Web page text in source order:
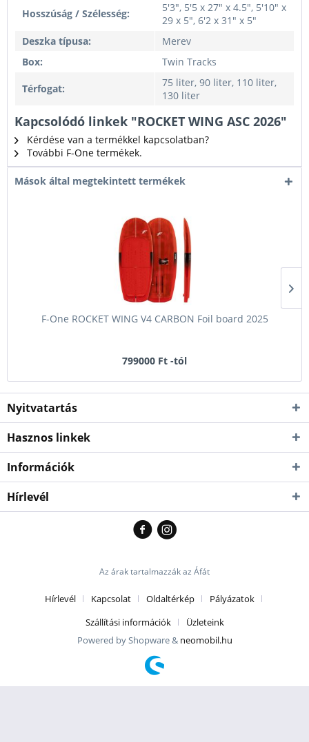
Hosszúság / Szélesség:
5'3", 5'5 x 27" x 4.5", 5'10" x
29 x 5", 6'2 x 31" x 5"
Deszka típusa:
Merev
Box:
Twin Tracks
Térfogat:
75 liter, 90 liter, 110 liter,
130 liter
Kapcsolódó linkek "ROCKET WING ASC 2026"
Kérdése van a termékkel kapcsolatban?
További F-One termékek.
Mások által megtekintett termékek
F-One ROCKET WING V4 CARBON Foil board 2025
799000 Ft -tól
Nyitvatartás
Hasznos linkek
Információk
Hírlevél
Az árak tartalmazzák az Áfát
Hírlevél Kapcsolat Oldaltérkép
Pályázatok
Szállítási információk
Üzleteink
Powered by Shopware & neomobil.hu